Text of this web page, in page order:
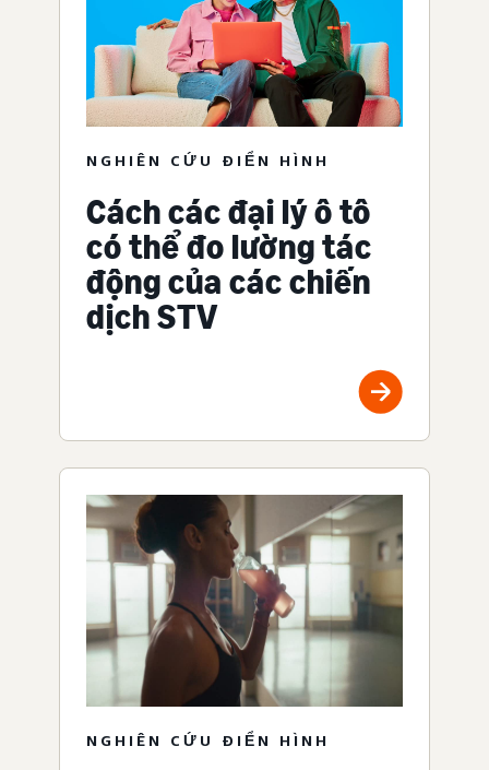
NGHIÊN CỨU ĐIỂN HÌNH
Cách các đại lý ô tô
có thể đo lường tác
động của các chiến
dịch STV
NGHIÊN CỨU ĐIỂN HÌNH